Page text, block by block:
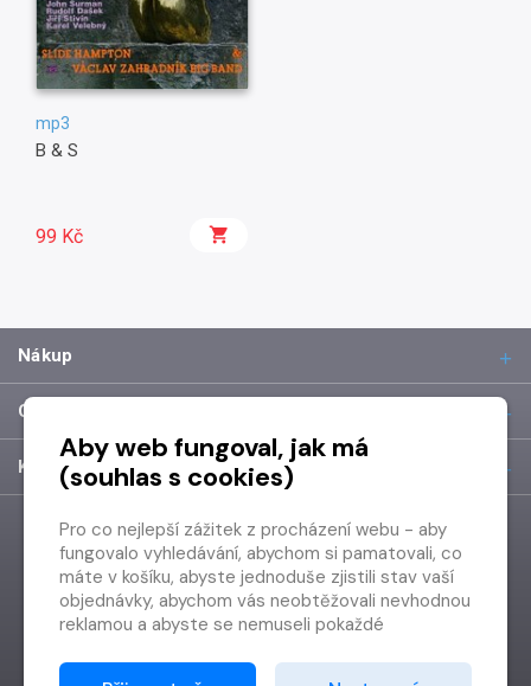
mp3
B & S
99 Kč
Nákup
O společnosti
Kontakt
Aby web fungoval, jak má
(souhlas s cookies)
Pro co nejlepší zážitek z procházení webu - aby
fungovalo vyhledávání, abychom si pamatovali, co
máte v košíku, abyste jednoduše zjistili stav vaší
objednávky, abychom vás neobtěžovali nevhodnou
reklamou a abyste se nemuseli pokaždé